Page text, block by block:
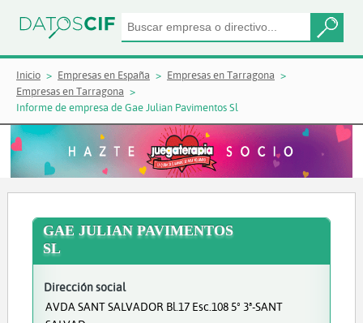
Inicio Empresas en España
Empresas en Tarragona
Empresas en Tarragona
Informe de empresa de Gae Julian Pavimentos Sl
GAE JULIAN PAVIMENTOS
SL
Dirección social
AVDA SANT SALVADOR Bl.17 Esc.108 5º 3ª-SANT